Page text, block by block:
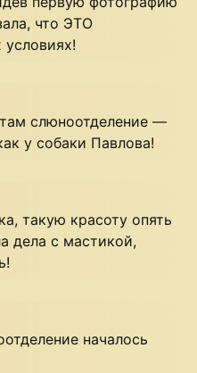
что ЭТО
слюноотделение —
у собаки Павлова!
такую красоту опять
дела с мастикой,
началось